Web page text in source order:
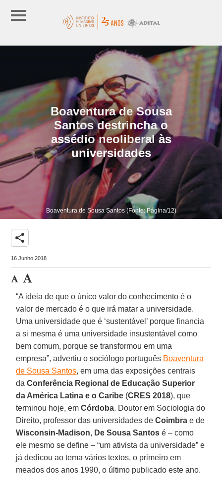
Boaventura de Sousa
Santos destrincha o
assédio neoliberal às
universidades
Boaventura de Sousa Santos (Fonte: Página/12)
share
16 Junho 2018
“A ideia de que o único valor do conhecimento é o
valor de mercado é o que irá matar a universidade.
Uma universidade que é ‘sustentável’ porque financia
a si mesma é uma universidade insustentável como
bem comum, porque se transformou em uma
empresa”, advertiu o sociólogo português Boaventura
de Sousa Santos, em uma das exposições centrais
daConferência Regional de Educação Superior
da América Latina e o Caribe (CRES 2018), que
terminou hoje, emCórdoba. Doutor em Sociologia do
Direito, professor das universidades deCoimbrae de
Wisconsin-Madison, De Sousa Santos é – como
ele mesmo se define – “um ativista da universidade” e
já dedicou ao tema vários textos, o primeiro em
meados dos anos 1990, o último publicado este ano.